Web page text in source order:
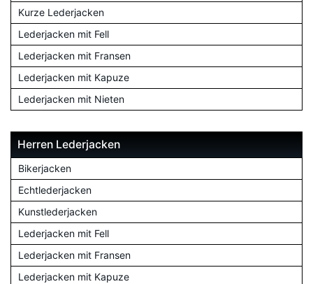
Kurze Lederjacken
Lederjacken mit Fell
Lederjacken mit Fransen
Lederjacken mit Kapuze
Lederjacken mit Nieten
Herren Lederjacken
Bikerjacken
Echtlederjacken
Kunstlederjacken
Lederjacken mit Fell
Lederjacken mit Fransen
Lederjacken mit Kapuze